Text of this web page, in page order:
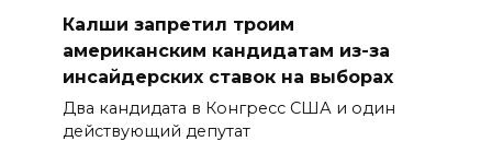
Калши запретил троим
американским кандидатам из-за
инсайдерских ставок на выборах
Два кандидата в Конгресс США и один
действующий депутат